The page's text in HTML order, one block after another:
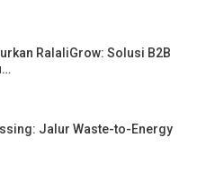
RalaliGrow: Solusi B2B
Jalur Waste-to-Energy